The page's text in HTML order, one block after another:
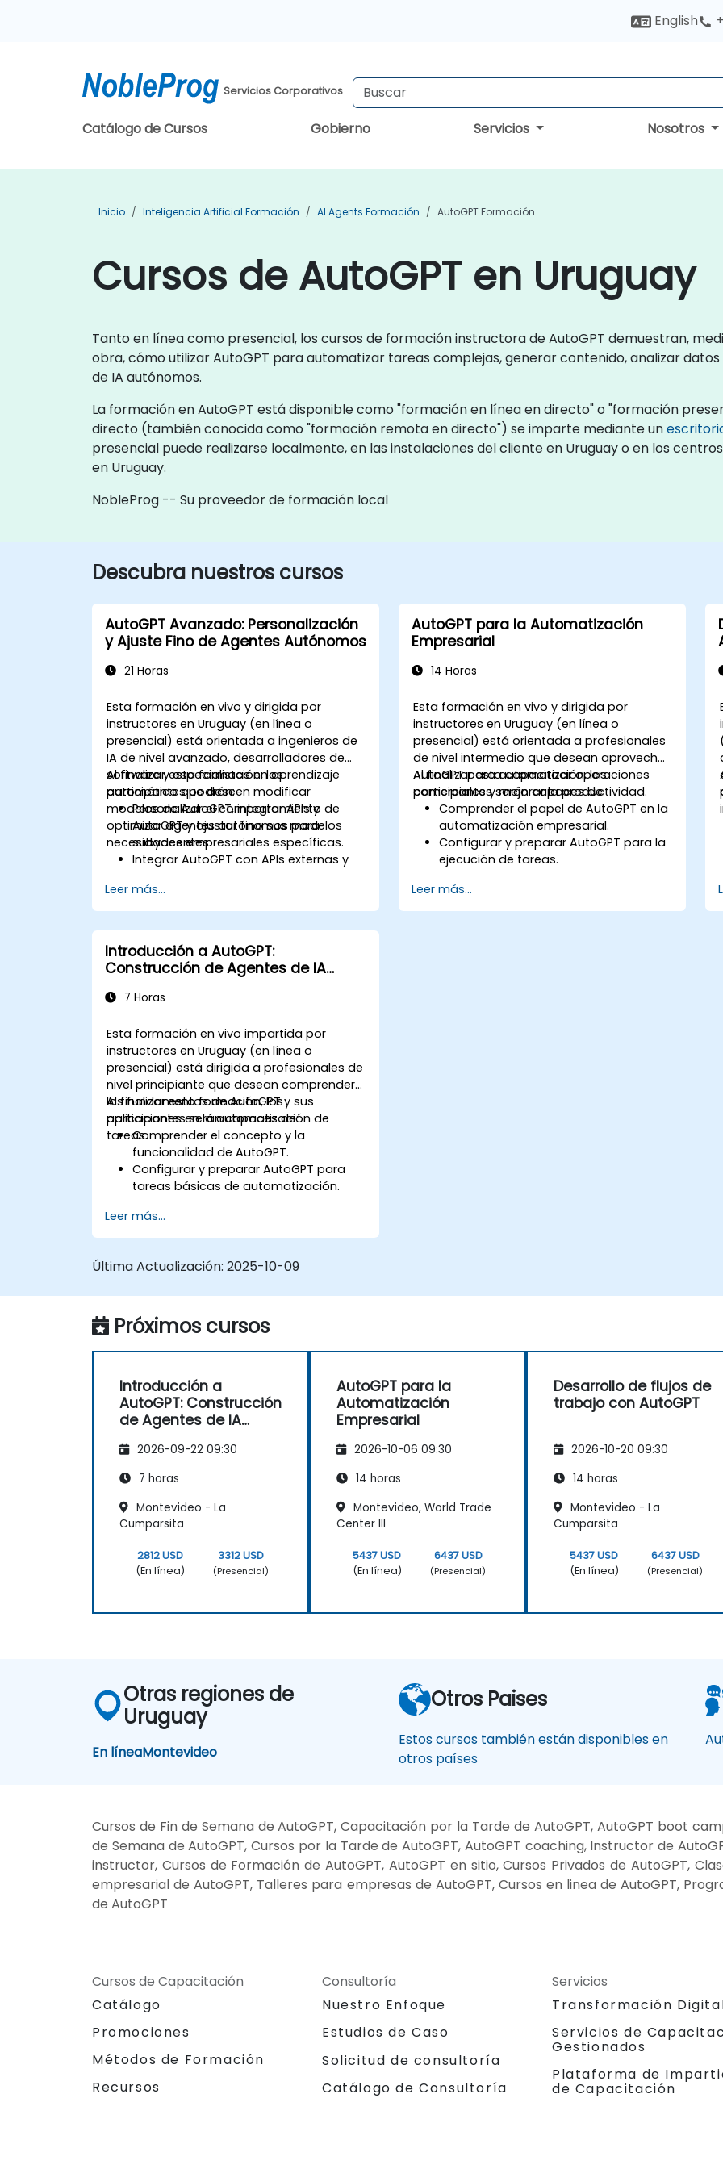
English
Servicios Corporativos
Catálogo de Cursos Gobierno Servicios Nosotros
Inicio Inteligencia Artificial Formación AI Agents Formación AutoGPT Formación
Cursos de AutoGPT en Uruguay
Tanto en línea como presencial, los cursos de formación instructora de AutoGPT demuestran,
obra, cómo utilizar AutoGPT para automatizar tareas complejas, generar contenido, analizar
de IA autónomos.
La formación en AutoGPT está disponible como "formación en línea en directo" o "formación
directo (también conocida como "formación remota en directo") se imparte mediante un
presencial puede realizarse localmente, en las instalaciones del cliente en Uruguay o en los
en Uruguay.
NobleProg -- Su proveedor de formación local
Descubra nuestros cursos
AutoGPT Avanzado: Personalización
y Ajuste Fino de Agentes Autónomos
21 Horas
Esta formación en vivo y dirigida por
instructores en Uruguay (en línea o
presencial) está orientada a ingenieros de
IA de nivel avanzado, desarrolladores de
software y especialistas en aprendizaje
automático que deseen modificar
modelos de AutoGPT, integrar APIs y
optimizar agentes autónomos para
necesidades empresariales específicas.
Al finalizar esta formación, los
participantes podrán:
Personalizar el comportamiento de
AutoGPT y ajustar fino sus modelos
subyacentes.
Integrar AutoGPT con APIs externas y
Mejorar la eficiencia en la toma de
decisiones y la ejecución de tareas de
AutoGPT.
Optimizar el uso de recursos y
solucionar problemas comunes.
Leer más...
AutoGPT para la Automatización
Empresarial
14 Horas
Esta formación en vivo y dirigida por
instructores en Uruguay (en línea o
presencial) está orientada a profesionales
de nivel intermedio que desean aprovechar
AutoGPT para automatizar operaciones
comerciales y mejorar la productividad.
Al finalizar esta capacitación, los
participantes serán capaces de:
Comprender el papel de AutoGPT en la
automatización empresarial.
Configurar y preparar AutoGPT para la
ejecución de tareas.
de trabajo y mejorar la toma de
decisiones.
Leer más...
Introducción a AutoGPT:
Construcción de Agentes de IA
7 Horas
Esta formación en vivo impartida por
instructores en Uruguay (en línea o
presencial) está dirigida a profesionales de
nivel principiante que desean comprender
los fundamentos de AutoGPT y sus
aplicaciones en la automatización de
tareas.
Al finalizar esta formación, los
participantes serán capaces de:
Comprender el concepto y la
funcionalidad de AutoGPT.
Configurar y preparar AutoGPT para
tareas básicas de automatización.
automatización de tareas impulsada
por IA.
de los agentes de IA autónomos.
Leer más...
Última Actualización: 2025-10-09
Próximos cursos
Introducción a
AutoGPT: Construcción
de Agentes de IA
2026-09-22 09:30
7 horas
Montevideo - La
Cumparsita
2812 USD
(En línea)
3312 USD
(Presencial)
AutoGPT para la
Automatización
Empresarial
2026-10-06 09:30
14 horas
Montevideo, World Trade
Center III
5437 USD
(En línea)
6437 USD
(Presencial)
Desarrollo de flujos de
trabajo con AutoGPT
2026-10-20 09:30
14 horas
Montevideo - La
Cumparsita
5437 USD
(En línea)
6437 USD
(Presencial)
Otras regiones de
Uruguay
En líneaMontevideo
Otros Paises
Estos cursos también están disponibles en
otros países
Cursos de Fin de Semana de AutoGPT, Capacitación por la Tarde de AutoGPT, AutoGPT boot
de Semana de AutoGPT, Cursos por la Tarde de AutoGPT, AutoGPT coaching, Instructor de
instructor, Cursos de Formación de AutoGPT, AutoGPT en sitio, Cursos Privados de AutoGPT,
empresarial de AutoGPT, Talleres para empresas de AutoGPT, Cursos en linea de AutoGPT,
de AutoGPT
Cursos de Capacitación
Catálogo
Promociones
Métodos de Formación
Recursos
Consultoría
Nuestro Enfoque
Estudios de Caso
Solicitud de consultoría
Catálogo de Consultoría
Servicios
Transformación
Servicios de
Gestionados
Plataforma de
de Capacitación